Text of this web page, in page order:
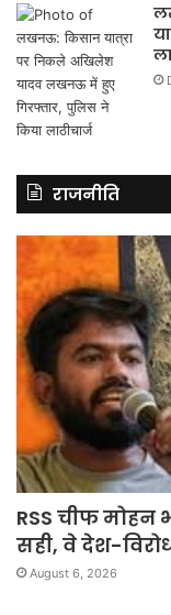
राजनीति
RSS चीफ मोहन
सही, वे देश-
August 6, 2026